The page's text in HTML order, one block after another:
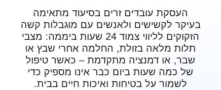
העסקת עובדים זרים בסיעוד מתאימה
בעיקר לקשישים ולאנשים עם מוגבלות קשה
הזקוקים לליווי צמוד 24 שעות ביממה: מצבי
תלות מלאה בזולת, החלמה אחרי שבץ או
שבר, או דמנציה מתקדמת – כאשר טיפול
של כמה שעות ביום כבר אינו מספיק כדי
לשמור על בטיחות ואיכות חיים בבית.